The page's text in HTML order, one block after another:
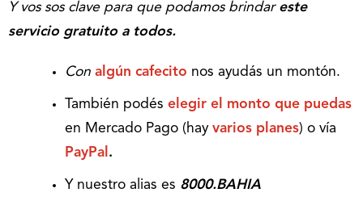
Y vos sos clave para que podamos brindar este
servicio gratuito a todos.
Con algún cafecito nos ayudás un montón.
También podés elegir el monto que puedas
en Mercado Pago (hay varios planes) o vía
PayPal .
Y nuestro alias es 8000.BAHIA